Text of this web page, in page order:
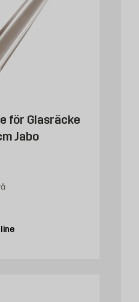
för Glasräcke
Jabo